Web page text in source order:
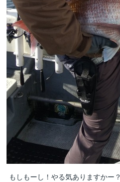
もしもーし！やる気ありますかー